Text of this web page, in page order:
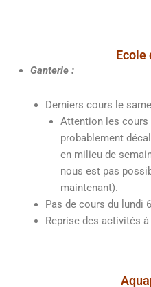
Ecole
Ganterie :
Derniers cours le
Attention les cours
probablement
en milieu de
nous est pas
maintenant).
Pas de cours du lundi
Reprise des activités